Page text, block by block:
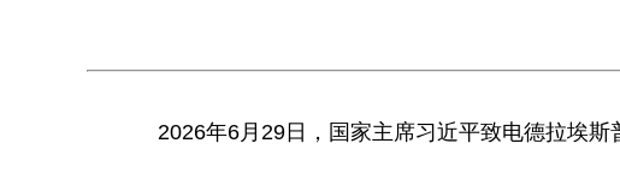
2026年6月29日，国家主席习近平致电德拉埃斯